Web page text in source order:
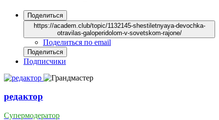
Поделиться
https://academ.club/topic/1132145-shestiletnyaya-devochka-
otravilas-galoperidolom-v-sovetskom-rajone/
Поделиться по email
Поделиться
Подписчики
редактор
Супермодератор